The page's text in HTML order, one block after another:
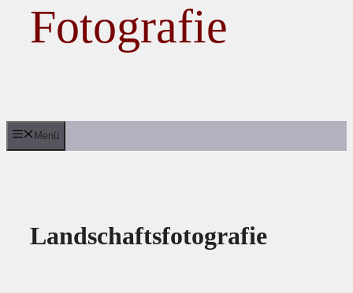
Fotografie
Menü
Landschaftsfotografie